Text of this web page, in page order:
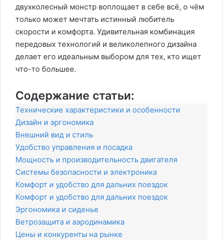
двухколесный монстр воплощает в себе всё, о чём
только может мечтать истинный любитель
скорости и комфорта. Удивительная комбинация
передовых технологий и великолепного дизайна
делает его идеальным выбором для тех, кто ищет
что-то большее.
Содержание статьи:
Технические характеристики и особенности
Дизайн и эргономика
Внешний вид и стиль
Удобство управления и посадка
Мощность и производительность двигателя
Системы безопасности и электроника
Комфорт и удобство для дальних поездок
Комфорт и удобство для дальних поездок
Эргономика и сиденье
Ветрозащита и аэродинамика
Цены и конкуренты на рынке